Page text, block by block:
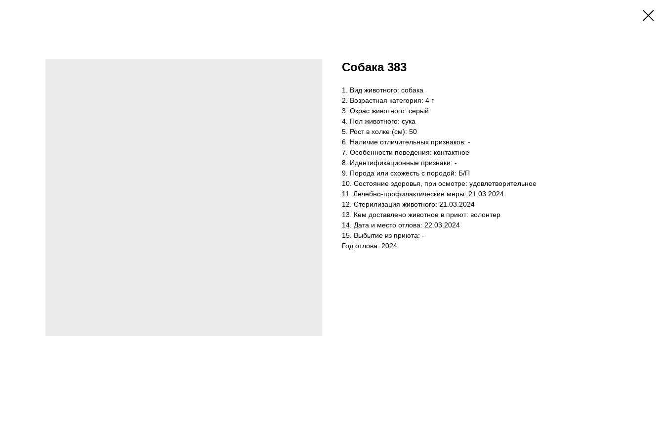
Собака 383
1. Вид животного: собака
2. Возрастная категория: 4 г
3. Окрас животного: серый
4. Пол животного: сука
5. Рост в холке (см): 50
6. Наличие отличительных признаков: -
7. Особенности поведения: контактное
8. Идентификационные признаки: -
9. Порода или схожесть с породой: Б/П
10. Состояние здоровья, при осмотре: удовлетворительное
11. Лечебно-профилактические меры: 21.03.2024
12. Стерилизация животного: 21.03.2024
13. Кем доставлено животное в приют: волонтер
14. Дата и место отлова: 22.03.2024
15. Выбытие из приюта: -
Год отлова: 2024